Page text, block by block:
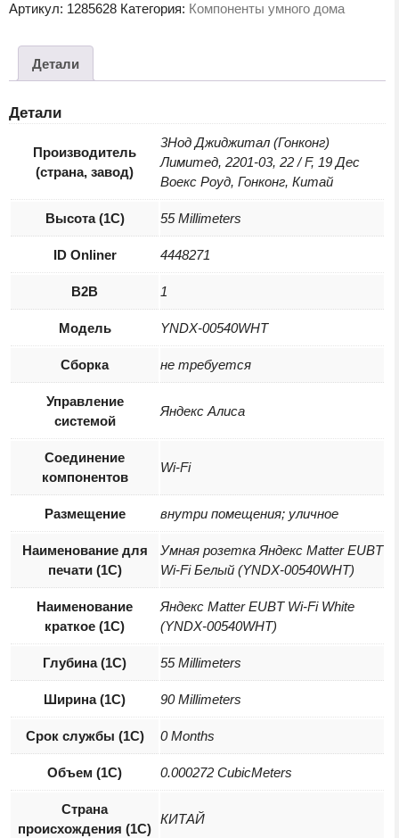
Яндекс
EUBT
Wi-
белый
00540WHT)
Артикул: 1285628 Категория: Компоненты умного дома
Детали
Детали
Производитель
(страна, завод)
3Нод Джиджитал (Гонконг)
Лимитед, 2201-03, 22 / F, 19 Дес
Воекс Роуд, Гонконг, Китай
Высота (1С) 55 Millimeters
ID Onliner 4448271
B2B 1
Модель YNDX-00540WHT
Сборка не требуется
Управление
системой
Яндекс Алиса
Соединение
компонентов
Wi-Fi
Размещение внутри помещения; уличное
Наименование для
печати (1С)
Умная розетка Яндекс Matter EUBT
Wi-Fi Белый (YNDX-00540WHT)
Наименование
краткое (1C)
Яндекс Matter EUBT Wi-Fi White
(YNDX-00540WHT)
Глубина (1С) 55 Millimeters
Ширина (1С) 90 Millimeters
Срок службы (1С) 0 Months
Объем (1С) 0.000272 CubicMeters
Страна
происхождения (1С)
КИТАЙ